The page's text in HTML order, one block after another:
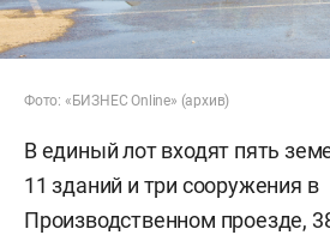
Фото: «БИЗНЕС Online» (архив)
В единый лот входят пять
11 зданий и три сооружения в
Производственном проезде,